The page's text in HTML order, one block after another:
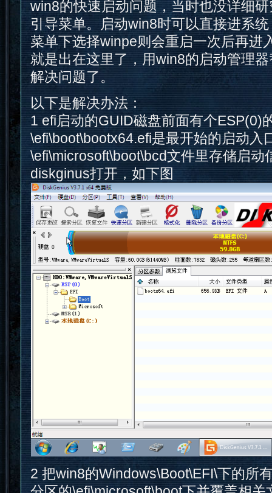
win8的快速启动问题，当时也没详细
引导菜单。启动win8时可以直接进系
菜单下选择winpe则会重启一次后再进
就是出在这里了，用win8的启动管理
解决问题了。
以下是解决办法：
1 efi启动的GUID磁盘前面有个ESP(0)
\efi\boot\bootx64.efi是最开始的启动入
\efi\microsoft\boot\bcd文件里存储启动
diskginus打开，如下图
2 把win8的Windows\Boot\EFI\下的所